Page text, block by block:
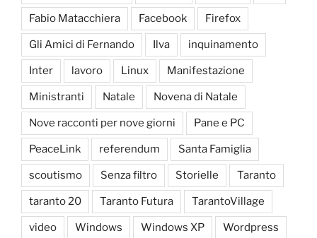
Fabio Matacchiera Facebook Firefox
Gli Amici di Fernando Ilva inquinamento
Inter lavoro Linux Manifestazione
Ministranti Natale Novena di Natale
Nove racconti per nove giorni Pane e PC
PeaceLink referendum Santa Famiglia
scoutismo Senza filtro Storielle Taranto
taranto 20 Taranto Futura TarantoVillage
video Windows Windows XP Wordpress